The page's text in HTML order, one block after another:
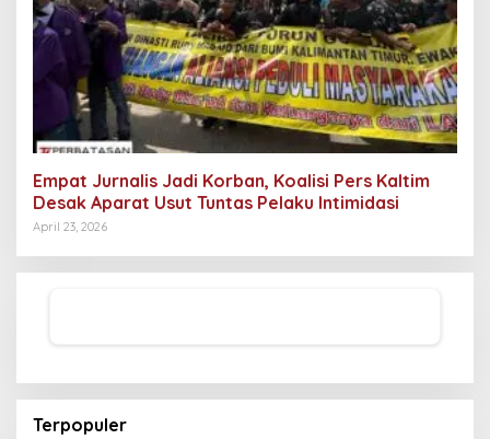
Empat Jurnalis Jadi Korban, Koalisi Pers Kaltim
Desak Aparat Usut Tuntas Pelaku Intimidasi
April 23, 2026
Terpopuler